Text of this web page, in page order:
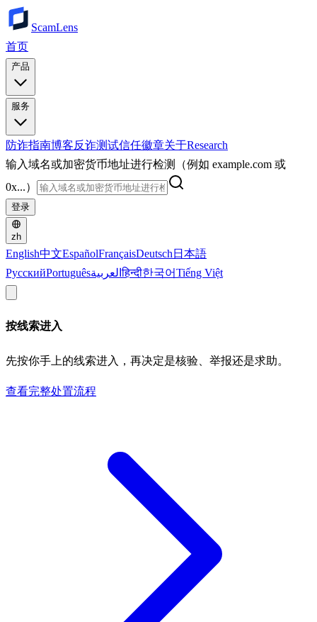
ScamLens
首页
产品
服务
防诈指南博客反诈测试信任徽章关于Research
输入域名或加密货币地址进行检测（例如 example.com 或
0x...）
登录
zh
English中文EspañolFrançaisDeutsch 日本語
РусскийPortuguêsالعربيةहिन्दी한국어Tiếng Việt
按线索进入
先按你手上的线索进入，再决定是核验、举报还是求助。
查看完整处置流程